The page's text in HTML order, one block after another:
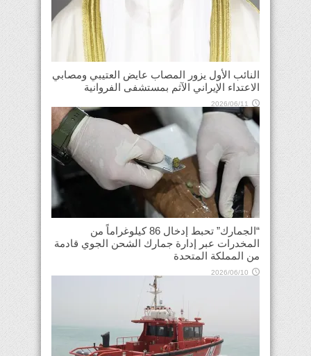
النائب الأول يزور المصاب عايض العتيبي ومصابي
الاعتداء الإيراني الآثم بمستشفى الفروانية
2026/06/11
“الجمارك” تحبط إدخال 86 كيلوغراماً من
المخدرات عبر إدارة جمارك الشحن الجوي قادمة
من المملكة المتحدة
2026/06/10